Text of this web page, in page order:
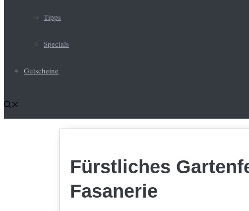
Tipps
Specials
Gutscheine
Fürstliches
Fasanerie